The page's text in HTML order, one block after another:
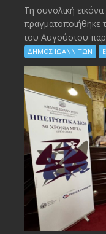
Τη συνολική
πραγματοποιήθηκε
του Αυγούστου
ΔΗΜΟΣ ΙΩΑΝΝΙΤΩΝ